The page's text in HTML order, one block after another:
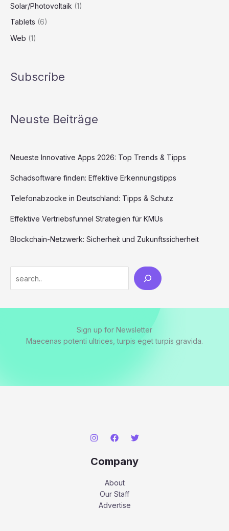
Solar/Photovoltaik (1)
Tablets (6)
Web (1)
Subscribe
Neuste Beiträge
Neueste Innovative Apps 2026: Top Trends & Tipps
Schadsoftware finden: Effektive Erkennungstipps
Telefonabzocke in Deutschland: Tipps & Schutz
Effektive Vertriebsfunnel Strategien für KMUs
Blockchain-Netzwerk: Sicherheit und Zukunftssicherheit
Sign up for Newsletter
Maecenas potenti ultrices, turpis eget turpis gravida.
Company
About
Our Staff
Advertise